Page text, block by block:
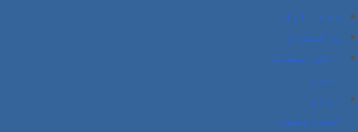
صفحہ اول
پاکستان
انٹرنیشنل
نیوز
اردو
نیوزپیپر